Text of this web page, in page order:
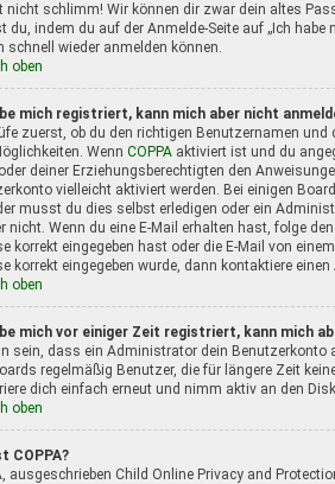
nicht schlimm! Wir können dir zwar dein altes
du, indem du auf der Anmelde-Seite auf „Ich
schnell wieder anmelden können.
oben
mich registriert, kann mich aber nicht
zuerst, ob du den richtigen Benutzernamen
Wenn COPPA aktiviert ist und du
deiner Erziehungsberechtigten den
vielleicht aktiviert werden. Bei einigen
musst du dies selbst erledigen oder ein
nicht. Wenn du eine E-Mail erhalten hast, folge
korrekt eingegeben hast oder die E-Mail von
korrekt eingegeben wurde, dann kontaktiere
oben
mich vor einiger Zeit registriert, kann mich
sein, dass ein Administrator dein Benutzerkonto
regelmäßig Benutzer, die für längere Zeit
dich einfach erneut und nimm aktiv an den
oben
COPPA?
ausgeschrieben Child Online Privacy and